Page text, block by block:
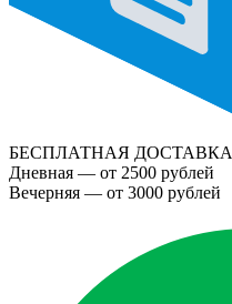
БЕСПЛАТНАЯ ДОСТАВКА
Дневная — от 2500 рублей
Вечерняя — от 3000 рублей